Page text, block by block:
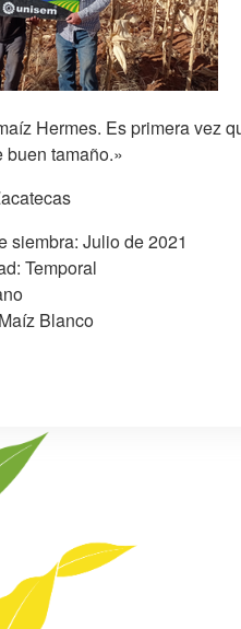
Hermes. Es primera vez
buen tamaño.»
siembra: Julio de 2021
Temporal
Blanco